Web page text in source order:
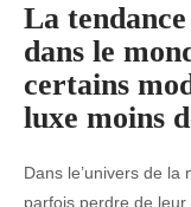
La
dans le
certains
luxe moins
Dans le’univers de
parfois perdre de